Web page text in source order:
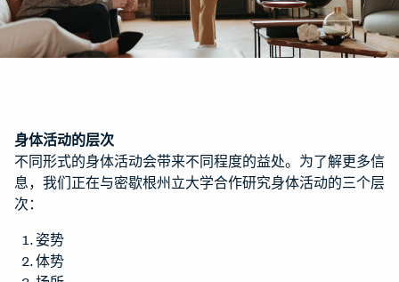
身体活动的层次
不同形式的身体活动会带来不同程度的益处。为了解更多信
息，我们正在与密歇根州立大学合作研究身体活动的三个层
次：
姿势
体势